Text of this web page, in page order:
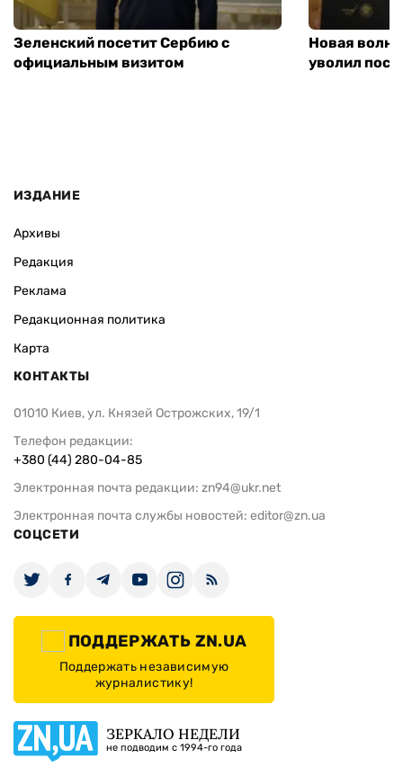
Зеленский посетит Сербию с
официальным визитом
Новая
уволил
ИЗДАНИЕ
Архивы
Редакция
Реклама
Редакционная политика
Карта
КОНТАКТЫ
01010 Киев, ул. Князей Острожских, 19/1
Телефон редакции:
+380 (44) 280-04-85
Электронная почта редакции: zn94@ukr.net
Электронная почта службы новостей: editor@zn.ua
СОЦСЕТИ
ПОДДЕРЖАТЬ ZN.UA
Поддержать независимую
журналистику!
ЗЕРКАЛО НЕДЕЛИ
не подводим с 1994-го года